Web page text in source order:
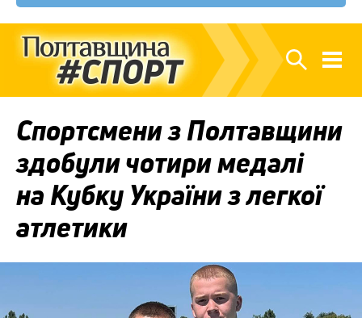
Спортсмени з Полтавщини
здобули чотири медалі
на Кубку України з легкої
атлетики